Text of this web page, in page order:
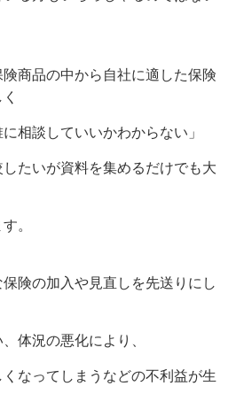
商品の中から自社に適した保険
相談していいかわからない」
したいが資料を集めるだけでも大
。
険の加入や見直しを先送りにし
体況の悪化により、
なってしまうなどの不利益が生